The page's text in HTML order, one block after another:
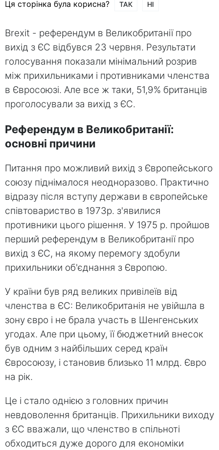
Ця сторінка була корисна? ТАК НІ
Brexit - референдум в Великобританії про
вихід з ЄС відбувся 23 червня. Результати
голосування показали мінімальний розрив
між прихильниками і противниками членства
в Євросоюзі. Але все ж таки, 51,9% британців
проголосували за вихід з ЄС.
Референдум в Великобританії:
основні причини
Питання про можливий вихід з Європейського
союзу піднімалося неодноразово. Практично
відразу після вступу держави в європейське
співтовариство в 1973р. з'явилися
противники цього рішення. У 1975 р. пройшов
перший референдум в Великобританії про
вихід з ЄС, на якому перемогу здобули
прихильники об'єднання з Європою.
У країни був ряд великих привілеїв від
членства в ЄС: Великобританія не увійшла в
зону євро і не брала участь в Шенгенських
угодах. Але при цьому, її бюджетний внесок
був одним з найбільших серед країн
Євросоюзу, і становив близько 11 млрд. Євро
на рік.
Це і стало однією з головних причин
невдоволення британців. Прихильники виходу
з ЄС вважали, що членство в спільноті
обходиться дуже дорого для економіки